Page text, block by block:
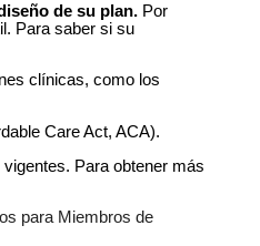
de su plan.Por
Para saber si su
clínicas, como los
Care Act, ACA).
Para obtener más
para Miembros de